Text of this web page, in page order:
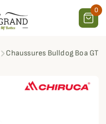
0
Chaussures Bulldog Boa